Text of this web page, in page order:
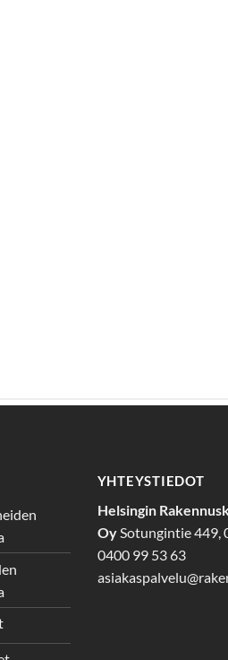
YHTEYSTIEDOT
Helsingin
OySotungintie 449,
0400 99 53 63